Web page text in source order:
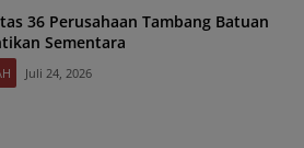
36 Perusahaan Tambang Batuan
Sementara
Juli 24, 2026